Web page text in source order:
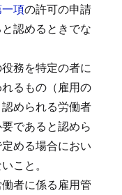
項の許可の申請
認めるときでな
務を特定の者に
るもの（雇用の
められる労働者
であると認めら
める場合におい
こと。
者に係る雇用管